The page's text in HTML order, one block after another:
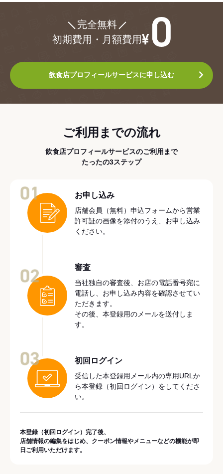
完全無料
初期費用・月額費用
飲食店プロフィールサービスに申し込む
ご利用までの流れ
飲食店プロフィールサービスのご利用まで
たったの3ステップ
お申し込み
店舗会員（無料）申込フォームから営業
許可証の画像を添付のうえ、お申し込み
ください。
審査
当社独自の審査後、お店の電話番号宛に
電話し、お申し込み内容を確認させてい
ただきます。
その後、本登録用のメールを送付しま
す。
初回ログイン
受信した本登録用メール内の専用URLか
ら本登録（初回ログイン）をしてくださ
い。
本登録（初回ログイン）完了後、
店舗情報の編集をはじめ、クーポン情報やメニューなどの機能が即
日ご利用いただけます。